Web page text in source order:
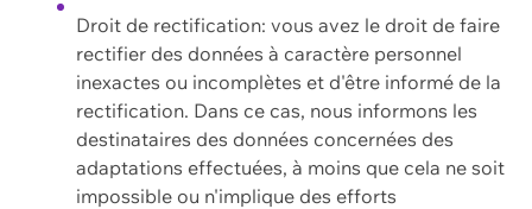
Droit de rectification: vous avez le droit de faire
rectifier des données à caractère personnel
inexactes ou incomplètes et d'être informé de la
rectification. Dans ce cas, nous informons les
destinataires des données concernées des
adaptations effectuées, à moins que cela ne soit
impossible ou n'implique des efforts